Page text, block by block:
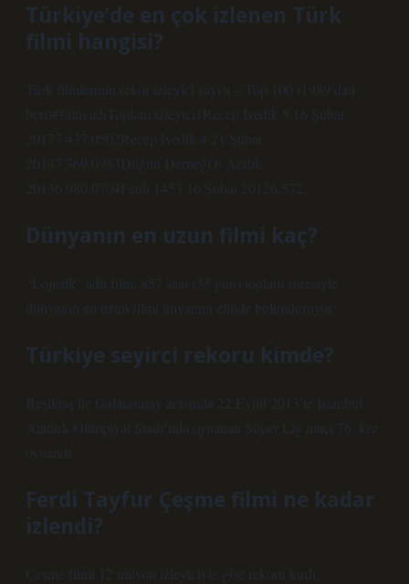
Türkiye’de en çok izlenen Türk
filmi hangisi?
Türk filmlerinin rekor izleyici sayısı – Top 100 (1989’dan
beri)#Film adıToplam izleyici1Recep İvedik 5 16 Şubat
20177.437.0502Recep İvedik 4 21 Şubat
20147.369.0983Düğün Derneği 6 Aralık
20136.980.0704Fetih 1453 16 Şubat 20126.572.
Dünyanın en uzun filmi kaç?
“Lojistik” adlı film, 857 saat (35 gün) toplam süresiyle
dünyanın en uzun filmi ünvanını elinde bulunduruyor.
Türkiye seyirci rekoru kimde?
Beşiktaş ile Galatasaray arasında 22 Eylül 2013’te İstanbul
Atatürk Olimpiyat Stadı’nda oynanan Süper Lig maçı 76. kez
oynandı.
Ferdi Tayfur Çeşme filmi ne kadar
izlendi?
Çeşme filmi 12 milyon izleyiciyle gişe rekoru kırdı.